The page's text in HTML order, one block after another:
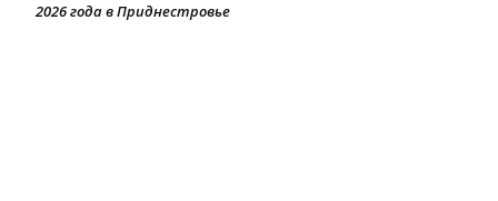
2026 года в Приднестровье